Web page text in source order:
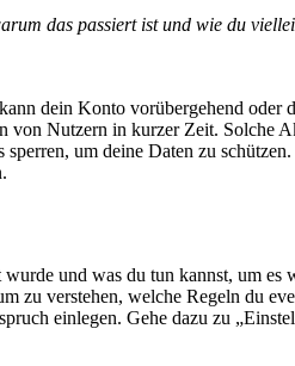
das passiert ist und wie du
dein Konto vorübergehend oder
Nutzern in kurzer Zeit. Solche
um deine Daten zu schützen.
und was du tun kannst, um es
zu verstehen, welche Regeln du
einlegen. Gehe dazu zu